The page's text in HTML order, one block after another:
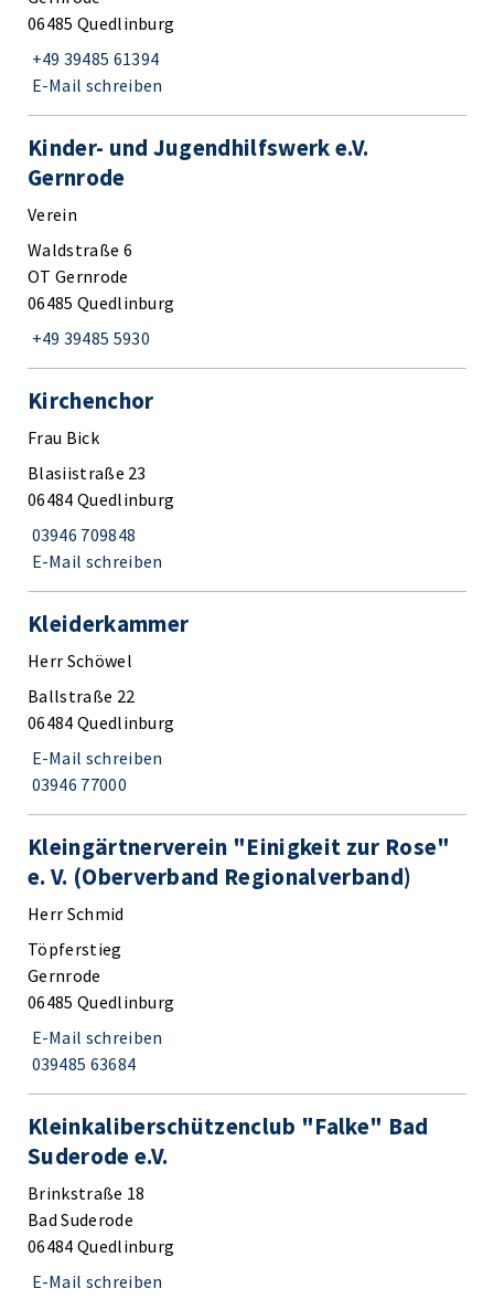
06485 Quedlinburg
+49 39485 61394
E-Mail schreiben
Kinder- und Jugendhilfswerk e.V.
Gernrode
Verein
Waldstraße 6
OT Gernrode
06485 Quedlinburg
+49 39485 5930
Kirchenchor
Frau Bick
Blasiistraße 23
06484 Quedlinburg
03946 709848
E-Mail schreiben
Kleiderkammer
Herr Schöwel
Ballstraße 22
06484 Quedlinburg
E-Mail schreiben
03946 77000
Kleingärtnerverein "Einigkeit zur Rose"
e. V. (Oberverband Regionalverband)
Herr Schmid
Töpferstieg
Gernrode
06485 Quedlinburg
E-Mail schreiben
039485 63684
Kleinkaliberschützenclub "Falke" Bad
Suderode e.V.
Brinkstraße 18
Bad Suderode
06484 Quedlinburg
E-Mail schreiben